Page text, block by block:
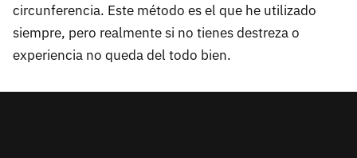
circunferencia. Este método es el que he utilizado
siempre, pero realmente si no tienes destreza o
experiencia no queda del todo bien.